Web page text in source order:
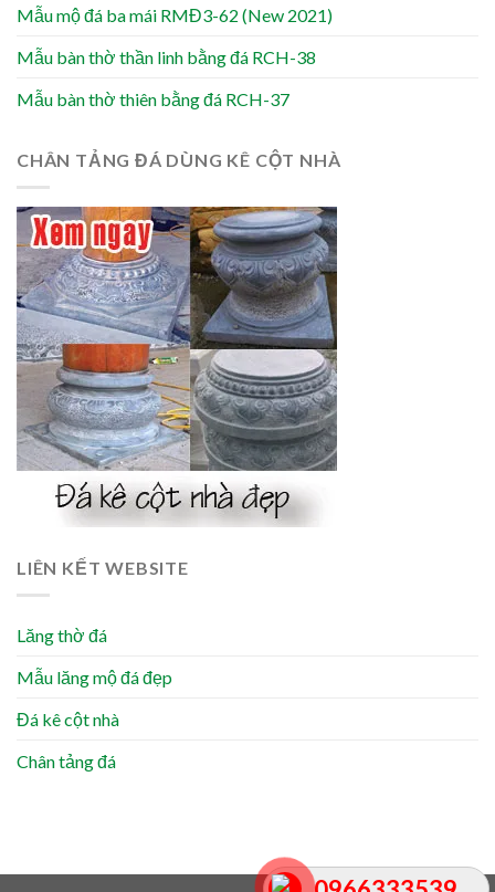
Mẫu mộ đá ba mái RMĐ3-62 (New 2021)
Mẫu bàn thờ thần linh bằng đá RCH-38
Mẫu bàn thờ thiên bằng đá RCH-37
CHÂN TẢNG ĐÁ DÙNG KÊ CỘT NHÀ
LIÊN KẾT WEBSITE
Lăng thờ đá
Mẫu lăng mộ đá đẹp
Đá kê cột nhà
Chân tảng đá